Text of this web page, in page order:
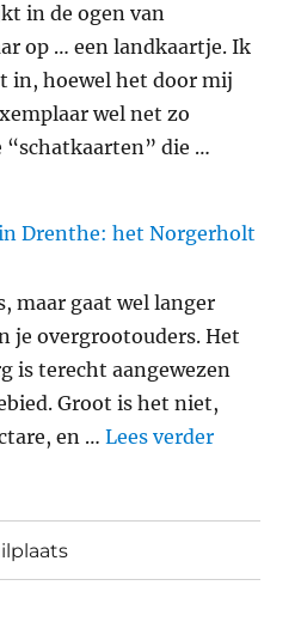
in de ogen van
op … een landkaartje. Ik
in, hoewel het door mij
wel net zo
“schatkaarten” die …
levana: landkaartje"
Drenthe: het Norgerholt
maar gaat wel langer
je overgrootouders. Het
is terecht aangewezen
Groot is het niet,
en …Lees verder